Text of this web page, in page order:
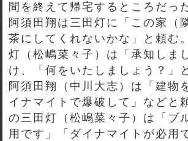
間を終えて帰宅するところだっ
阿須田翔は三田灯に「この家（
茶にしてくれないかな」と頼む
灯（松嶋菜々子）は「承知しま
け、「何をいたしましょう？」
阿須田翔（中川大志）は「建物
イナマイトで爆破して」などと
の三田灯（松嶋菜々子）は「ブ
用です」「ダイナマイトが必用